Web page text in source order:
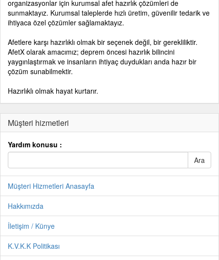
organizasyonlar için kurumsal afet hazırlık çözümleri de
sunmaktayız. Kurumsal taleplerde hızlı üretim, güvenilir tedarik ve
ihtiyaca özel çözümler sağlamaktayız.
Afetlere karşı hazırlıklı olmak bir seçenek değil, bir gerekliliktir.
AfetX olarak amacımız; deprem öncesi hazırlık bilincini
yaygınlaştırmak ve insanların ihtiyaç duydukları anda hazır bir
çözüm sunabilmektir.
Hazırlıklı olmak hayat kurtarır.
Müşteri hizmetleri
Yardım konusu :
Müşteri Hizmetleri Anasayfa
Hakkımızda
İletişim / Künye
K.V.K.K Politikası